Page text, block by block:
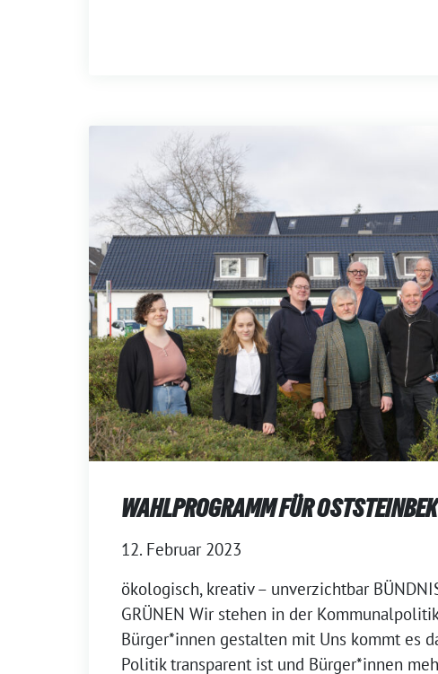
WAHLPROGRAMM FÜR OSTSTEINBEK
12. Februar 2023
ökologisch, kreativ – unverzichtbar
GRÜNEN Wir stehen in der
Bürger*innen gestalten mit Uns kommt es
Politik transparent ist und Bürger*innen